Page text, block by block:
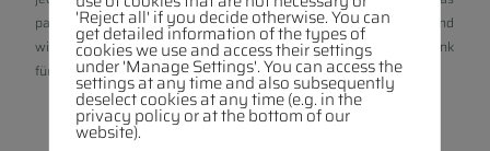
passende Sortiment im Kasten. Dann erzähl uns deine Wünsche und
wir knacken gemeinsam die Nuss und finden das perfekte Geschenk
für deinen Anlass.
'Reject all' if you decide otherwise. You can
get detailed information of the types of
cookies we use and access their settings
under 'Manage Settings'. You can access the
settings at any time and also subsequently
deselect cookies at any time (e.g. in the
privacy policy or at the bottom of our
website).